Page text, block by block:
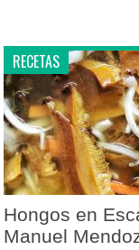
RECETAS
Hongos en
Manuel